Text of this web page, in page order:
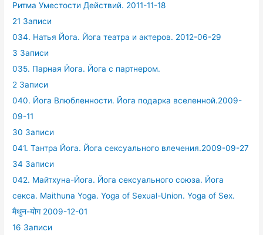
Ритма Уместости Действий. 2011-11-18
21 Записи
034. Натья Йога. Йога театра и актеров. 2012-06-29
3 Записи
035. Парная Йога. Йога с партнером.
2 Записи
040. Йога Влюбленности. Йога подарка вселенной.2009-
09-11
30 Записи
041. Тантра Йога. Йога сексуального влечения.2009-09-27
34 Записи
042. Майтхуна-Йога. Йога сексуального союза. Йога
секса. Maithuna Yoga. Yoga of Sexual-Union. Yoga of Sex.
मैथुन-योग 2009-12-01
16 Записи